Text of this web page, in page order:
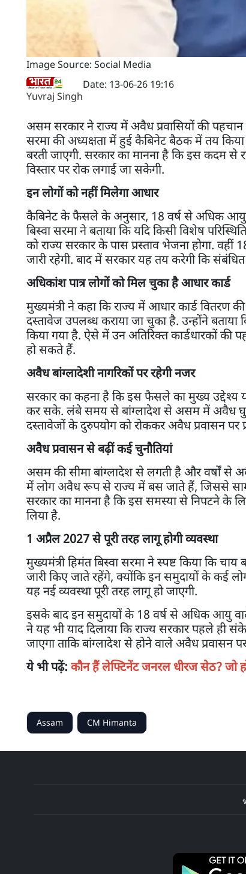
Image Source: Social Media
Yuvraj Singh
Date: 13-06-26 19:16
असम सरकार ने राज्य में अवैध प्रवासियों की
सरमा की अध्यक्षता में हुई कैबिनेट बैठक में तय किया
बरती जाएगी. सरकार का मानना है कि इस कदम
विस्तार पर रोक लगाई जा सकेगी.
इन लोगों को नहीं मिलेगा आधार
कैबिनेट के फैसले के अनुसार, 18 वर्ष से अधिक आयु के
बिस्वा सरमा ने बताया कि यदि किसी विशेष
को राज्य सरकार के पास प्रस्ताव भेजना होगा. वहीं
जारी रहेगी. बाद में सरकार यह तय करेगी कि
अधिकांश पात्र लोगों को मिल चुका है आधार कार्ड
मुख्यमंत्री ने कहा कि राज्य में आधार कार्ड वितरण
दस्तावेज उपलब्ध कराया जा चुका है. उन्होंने
किया गया है. ऐसे में उन अतिरिक्त कार्डधारकों की
हो सकते हैं.
अवैध बांग्लादेशी नागरिकों पर रहेगी नजर
सरकार का कहना है कि इस फैसले का मुख्य उद्देश्य
कर सके. लंबे समय से बांग्लादेश से असम में अवैध
दस्तावेजों के दुरुपयोग को रोककर अवैध प्रवासन पर
अवैध प्रवासन से बढ़ीं कई चुनौतियां
असम की सीमा बांग्लादेश से लगती है और वर्षों से
में लोग अवैध रूप से राज्य में बस जाते हैं, जिससे
सरकार का मानना है कि इस समस्या से निपटने के
लिया है.
1 अप्रैल 2027 से पूरी तरह लागू होगी व्यवस्था
मुख्यमंत्री हिमंत बिस्वा सरमा ने स्पष्ट किया कि
जारी किए जाते रहेंगे, क्योंकि इन समुदायों के कई
यह नई व्यवस्था पूरी तरह लागू हो जाएगी.
इसके बाद इन समुदायों के 18 वर्ष से अधिक आयु वाले
ने यह भी याद दिलाया कि राज्य सरकार पहले ही
जाएगा ताकि बांग्लादेश से होने वाले अवैध प्रवासन
ये भी पढ़ें: कौन हैं लेफ्टिनेंट जनरल धीरज सेठ? जो
Assam CM Himanta